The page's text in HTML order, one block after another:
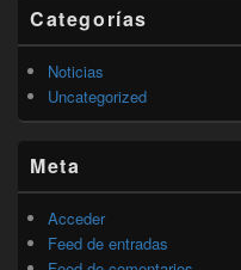
Categorías
Noticias
Uncategorized
Meta
Acceder
Feed de entradas